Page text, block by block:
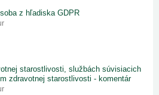
z hľadiska GDPR
starostlivosti, službách súvisiacich
zdravotnej starostlivosti - komentár